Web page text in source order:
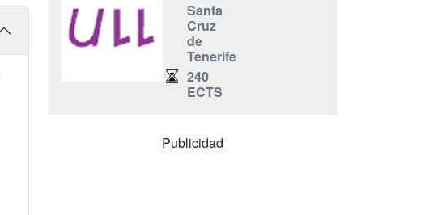
Santa
Cruz
de
Tenerife
240
ECTS
Publicidad